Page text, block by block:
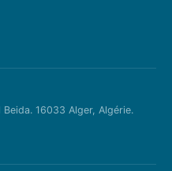
Beida. 16033 Alger, Algérie.